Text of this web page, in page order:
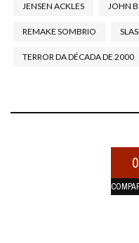
JENSEN ACKLES JOHN
REMAKE SOMBRIO
TERROR DA DÉCADA DE 2000
0